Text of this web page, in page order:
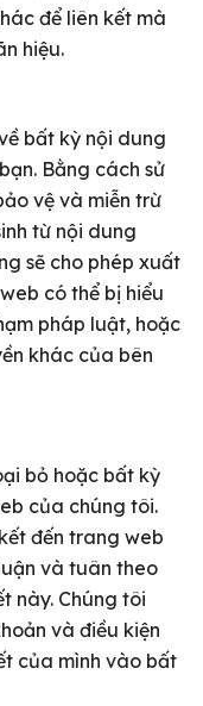
để liên kết mà
hiệu.
bất kỳ nội dung
Bằng cách sử
vệ và miễn trừ
từ nội dung
sẽ cho phép xuất
có thể bị hiểu
pháp luật, hoặc
khác của bên
bỏ hoặc bất kỳ
của chúng tôi.
đến trang web
và tuân theo
này. Chúng tôi
và điều kiện
của mình vào bất